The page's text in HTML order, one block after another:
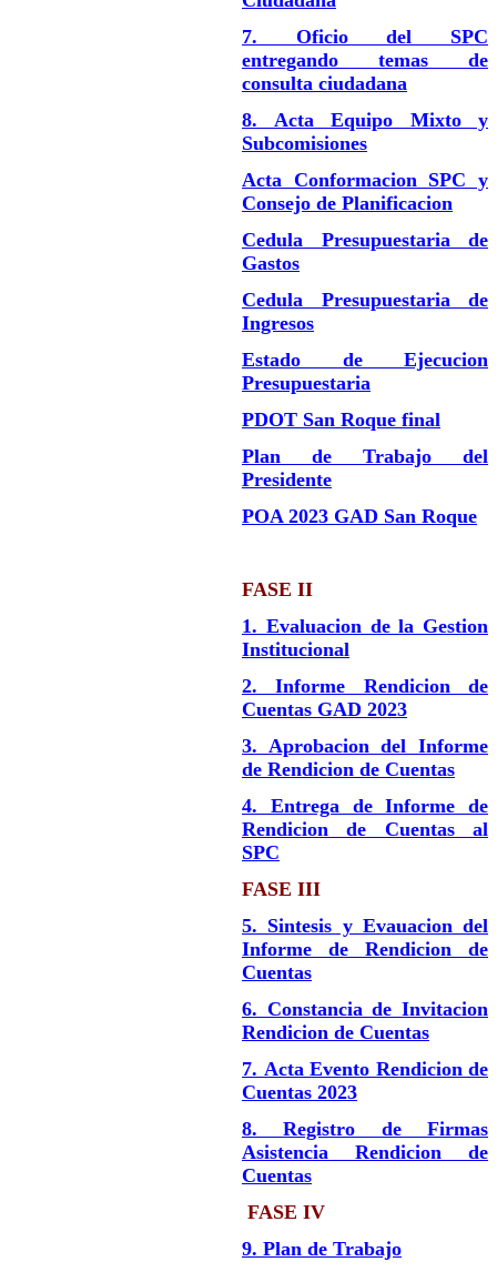
7. Oficio del SPC
entregando temas de
consulta ciudadana
8. Acta Equipo Mixto y
Subcomisiones
Acta Conformacion SPC y
Consejo de Planificacion
Cedula Presupuestaria de
Gastos
Cedula Presupuestaria de
Ingresos
Estado de Ejecucion
Presupuestaria
PDOT San Roque final
Plan de Trabajo del
Presidente
POA 2023 GAD San Roque
FASE II
1. Evaluacion de la Gestion
Institucional
2. Informe Rendicion de
Cuentas GAD 2023
3. Aprobacion del Informe
de Rendicion de Cuentas
4. Entrega de Informe de
Rendicion de Cuentas al
SPC
FASE III
5. Sintesis y Evauacion del
Informe de Rendicion de
Cuentas
6. Constancia de Invitacion
Rendicion de Cuentas
7. Acta Evento Rendicion de
Cuentas 2023
8. Registro de Firmas
Asistencia Rendicion de
Cuentas
FASE IV
9. Plan de Trabajo